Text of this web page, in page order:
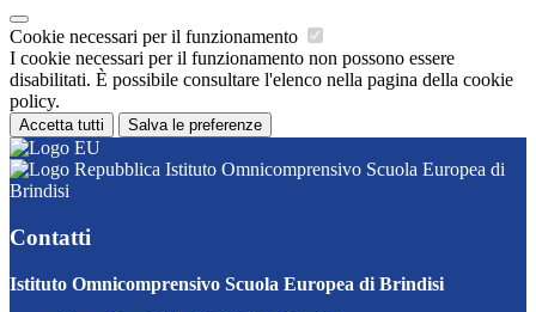
Cookie necessari per il funzionamento
I cookie necessari per il funzionamento non possono essere
disabilitati. È possibile consultare l'elenco nella pagina della cookie
policy.
Accetta tutti Salva le preferenze
Istituto Omnicomprensivo Scuola Europea di
Brindisi
Contatti
Istituto Omnicomprensivo Scuola Europea di Brindisi